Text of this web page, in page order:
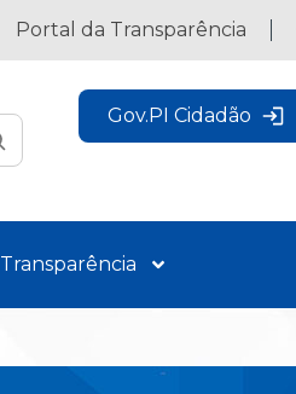
Portal da Transparência
Gov.PI Cidadão
Transparência